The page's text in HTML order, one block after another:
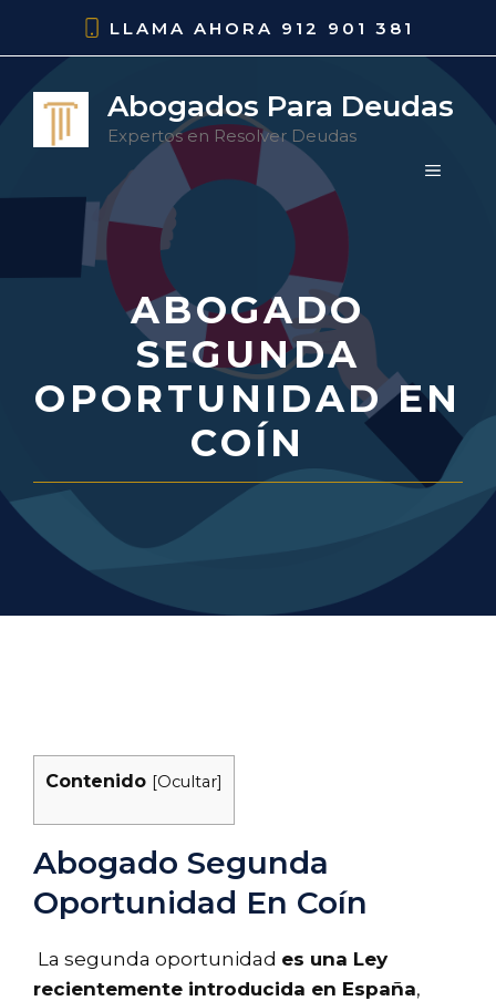
LLAMA AHORA 912 901 381
Abogados Para Deudas
Expertos en Resolver Deudas
MENÚ
ABOGADO
SEGUNDA
OPORTUNIDAD EN
COÍN
Contenido [Ocultar]
Abogado Segunda
Oportunidad En Coín
La segunda oportunidad es una Ley
recientemente introducida en España,